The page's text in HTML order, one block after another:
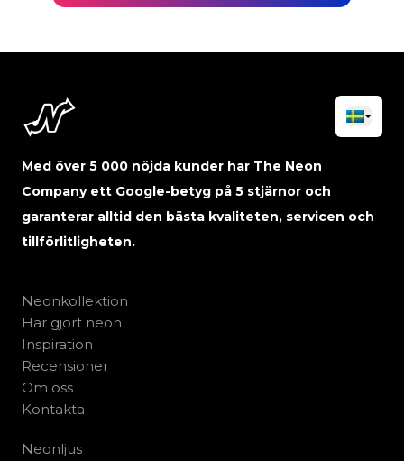
Med över 5 000 nöjda kunder har The Neon
Company ett Google-betyg på 5 stjärnor och
garanterar alltid den bästa kvaliteten, servicen och
tillförlitligheten.
Neonkollektion
Har gjort neon
Inspiration
Recensioner
Om oss
Kontakta
Neonljus